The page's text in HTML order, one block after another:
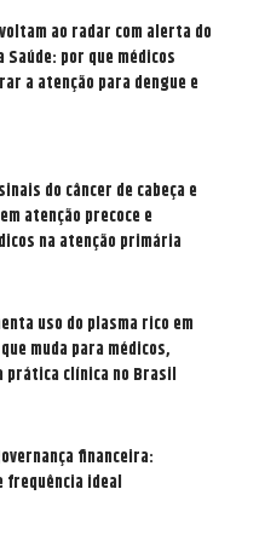
ao radar com alerta do
por que médicos
a atenção para dengue e
do câncer de cabeça e
atenção precoce e
na atenção primária
uso do plasma rico em
muda para médicos,
prática clínica no Brasil
financeira:
frequência ideal